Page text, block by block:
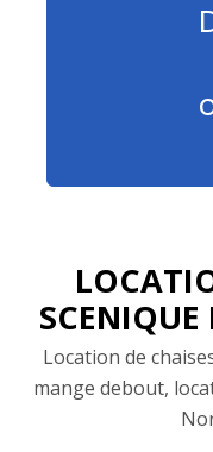
SCENIQUE
Location de
mange debout,